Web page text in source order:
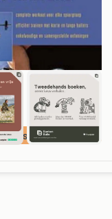
prijs